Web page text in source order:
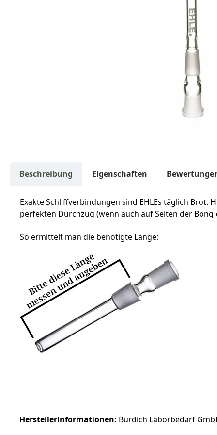
Beschreibung Eigenschaften
Exakte Schliffverbindungen sind EHLEs täglich Brot.
perfekten Durchzug (wenn auch auf Seiten der Bong
So ermittelt man die benötigte Länge:
Herstellerinformationen: Burdich Laborbedarf